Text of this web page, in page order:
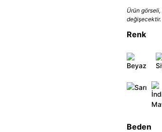
Ürün
değişecektir.
Renk
Beden